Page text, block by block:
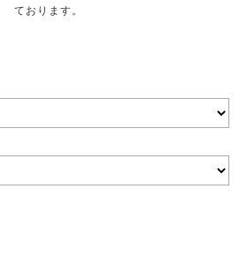
ております。